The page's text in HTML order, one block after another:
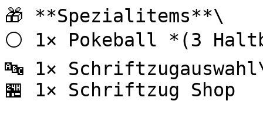
🎁 **Spezialitems**\
⚪ 1× Pokeball *(3
🔤 1×
🏪 1× Schriftzug Shop